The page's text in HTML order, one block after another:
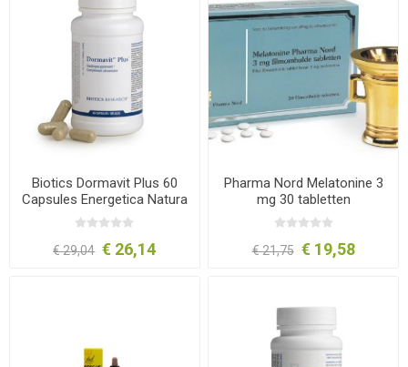
Biotics Dormavit Plus 60
Capsules Energetica Natura
€ 29,04 € 26,14
Pharma Nord Melatonine 3
mg 30 tabletten
€ 21,75 € 19,58